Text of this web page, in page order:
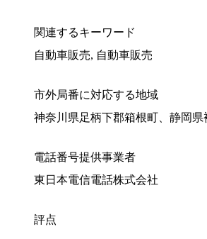
関連するキーワード
自動車販売, 自動車販売
市外局番に対応する地域
神奈川県足柄下郡箱根町、静岡県
電話番号提供事業者
東日本電信電話株式会社
評点